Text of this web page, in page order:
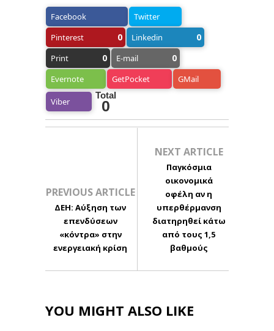
Facebook
Twitter
Pinterest
0 Linkedin 0
Print 0 E-mail 0
Evernote GetPocket GMail
Viber
Total
0
PREVIOUS ARTICLE
ΔΕΗ: Αύξηση των
επενδύσεων
«κόντρα» στην
ενεργειακή κρίση
NEXT ARTICLE
Παγκόσμια
οικονομικά
οφέλη αν η
υπερθέρμανση
διατηρηθεί κάτω
από τους 1,5
βαθμούς
YOU MIGHT ALSO LIKE